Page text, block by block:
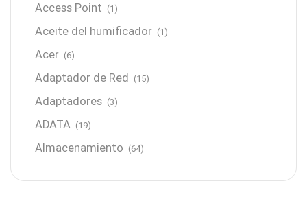
Access Point (1)
Aceite del humificador (1)
Acer (6)
Adaptador de Red (15)
Adaptadores (3)
ADATA (19)
Almacenamiento (64)